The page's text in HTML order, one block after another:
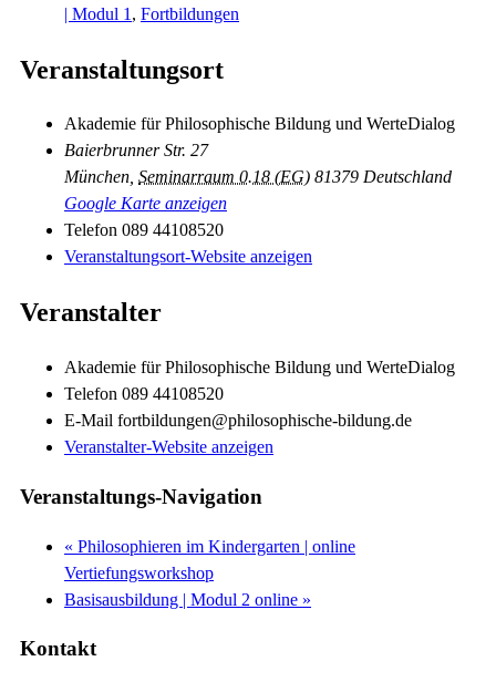
| Modul 1 , Fortbildungen
Veranstaltungsort
Akademie für Philosophische Bildung und WerteDialog
Baierbrunner Str. 27
München, Seminarraum 0.18 (EG) 81379 Deutschland
Google Karte anzeigen
Telefon 089 44108520
Veranstaltungsort-Website anzeigen
Veranstalter
Akademie für Philosophische Bildung und WerteDialog
Telefon 089 44108520
E-Mail fortbildungen@philosophische-bildung.de
Veranstalter-Website anzeigen
Veranstaltungs-Navigation
« Philosophieren im Kindergarten | online
Vertiefungsworkshop
Basisausbildung | Modul 2 online »
Kontakt